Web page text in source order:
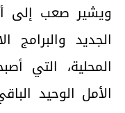
ويشير صعب إلى
الجديد والبرامج
المحلية، التي
الأمل الوحيد